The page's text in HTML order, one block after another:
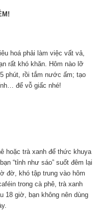
hoá phải làm việc vất vả,
rất khó khăn. Hôm nào lỡ
phút, rồi tắm nước ấm; tạo
để vỗ giấc nhé!
hoặc trà xanh để thức khuya
“tỉnh như sáo” suốt đêm lại
đờ, khó tập trung vào hôm
trong cà phê, trà xanh
18 giờ, bạn không nên dùng